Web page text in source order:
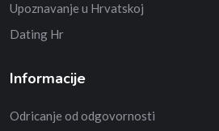
Upoznavanje u Hrvatskoj
Dating Hr
Informacije
Odricanje od odgovornosti